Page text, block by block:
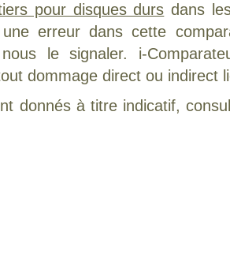
pour disques durs dans
une erreur dans cette
le signaler. i-
dommage direct ou indirect
donnés à titre indicatif,